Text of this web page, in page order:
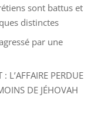
sont battus et
distinctes
par une
: L’AFFAIRE PERDUE
DE JÉHOVAH